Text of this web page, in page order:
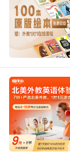
幼儿的思维
说孩子通过
观物体的特
来学习单词
孩子全身心
效果自然是更
学习英语幼
进和坚持，
从最基础、